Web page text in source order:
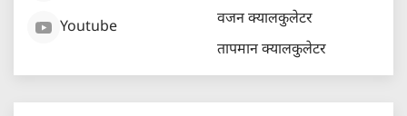
Youtube
वजन क्यालकुलेटर
तापमान क्यालकुलेटर